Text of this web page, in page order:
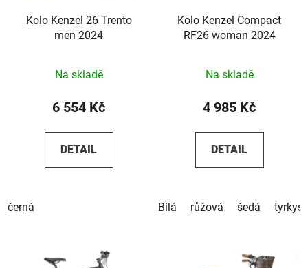
Kolo Kenzel 26 Trento
men 2024
Na skladě
6 554 Kč
DETAIL
černá
Kolo Kenzel Compact
RF26 woman 2024
Na skladě
4 985 Kč
DETAIL
Bílá růžová šedá